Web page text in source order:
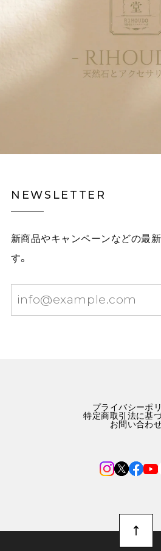
NEWSLETTER
新商品やキャンペーンなどの最
す。
プライバシーポ
特定商取引法に基
お問い合わ